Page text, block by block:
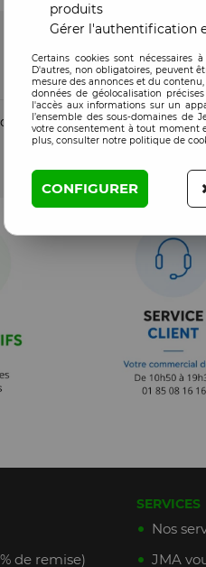
commande
de remise)
SERVICES
Nos
JMA
produits
Gérer l'authentification
Certains cookies sont nécessaires
D'autres, non obligatoires, peuvent
mesure des annonces et du
données de géolocalisation
l'accès aux informations sur un
l’ensemble des sous-domaines de
votre consentement à tout moment
plus, consulter notre politique de
CONFIGURER